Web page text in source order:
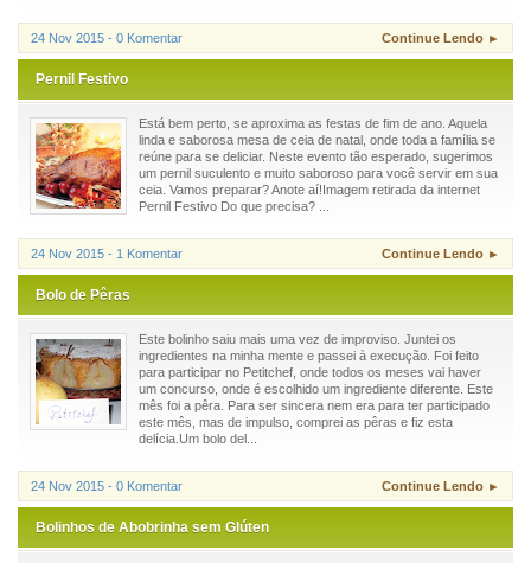
24 Nov 2015 - 0 Komentar Continue Lendo ►
Pernil Festivo
Está bem perto, se aproxima as festas de fim de ano. Aquela
linda e saborosa mesa de ceia de natal, onde toda a família se
reúne para se deliciar. Neste evento tão esperado, sugerimos
um pernil suculento e muito saboroso para você servir em sua
ceia. Vamos preparar? Anote aí!Imagem retirada da internet
Pernil Festivo Do que precisa? ...
24 Nov 2015 - 1 Komentar Continue Lendo ►
Bolo de Pêras
Este bolinho saiu mais uma vez de improviso. Juntei os
ingredientes na minha mente e passei à execução. Foi feito
para participar no Petitchef, onde todos os meses vai haver
um concurso, onde é escolhido um ingrediente diferente. Este
mês foi a pêra. Para ser sincera nem era para ter participado
este mês, mas de impulso, comprei as pêras e fiz esta
delícia.Um bolo del...
24 Nov 2015 - 0 Komentar Continue Lendo ►
Bolinhos de Abobrinha sem Glúten